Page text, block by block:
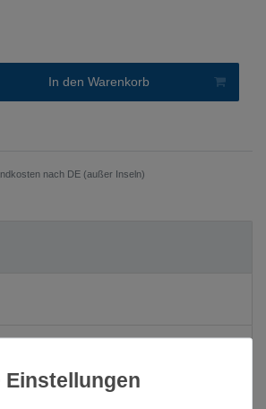
In den Warenkorb
nach DE (außer Inseln)